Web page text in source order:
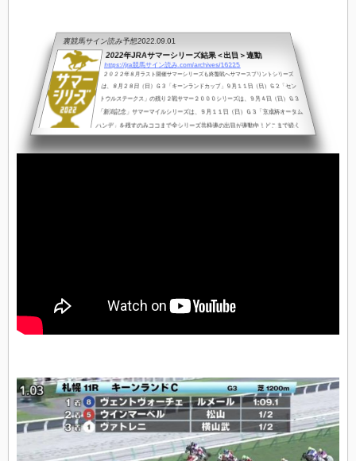
裏競馬サイン読み予想2022.09.01
2022年JRAサマーシリーズ結果＜出目＞連動
https://jra競馬サイン読み.com/archives/16225
２０２２年８月ラスト開催サマーシリーズも終盤戦へサマースプリントシリーズ
は、８月２８日（日）Ｇ３「キーンランドカップ」９月１１日（日）Ｇ２「セン
トウルステークス」の残り２戦サマー２０００シリーズは、９月４日（日）Ｇ３
「新潟記念」サマーマイルシリーズは、９月１１日（日）Ｇ３「京成杯オータム
ハンデ」を残すのみココまで全シリーズ共枠連の出目が連動中！どこまで続く
ョッキーズシリーズ８月１４日現在トップを走るのは…Ｇ３「函館スプリン...